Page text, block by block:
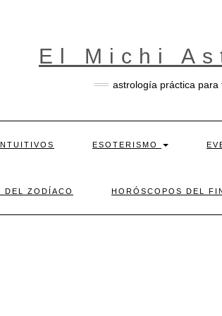
El Michi
astrología práctica para
ESOTERISMO
DEL ZODÍACO HORÓSCOPOS DEL